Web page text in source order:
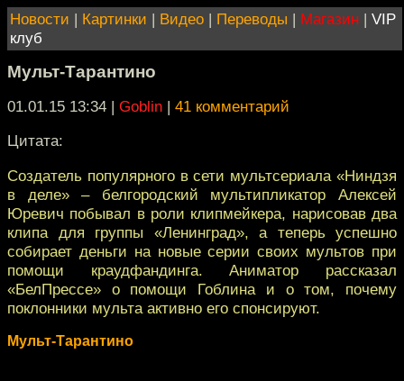
Новости | Картинки | Видео | Переводы | Магазин | VIP
клуб
Мульт-Тарантино
01.01.15 13:34 | Goblin | 41 комментарий
Цитата:
Создатель популярного в сети мультсериала «Ниндзя
в деле» – белгородский мультипликатор Алексей
Юревич побывал в роли клипмейкера, нарисовав два
клипа для группы «Ленинград», а теперь успешно
собирает деньги на новые серии своих мультов при
помощи краудфандинга. Аниматор рассказал
«БелПрессе» о помощи Гоблина и о том, почему
поклонники мульта активно его спонсируют.
Мульт-Тарантино